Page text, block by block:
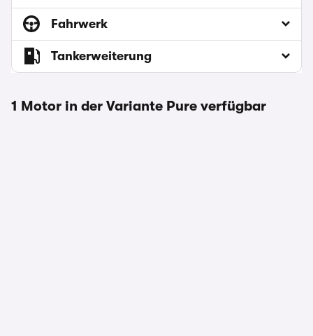
Fahrwerk
Tankerweiterung
1 Motor in der Variante Pure verfügbar